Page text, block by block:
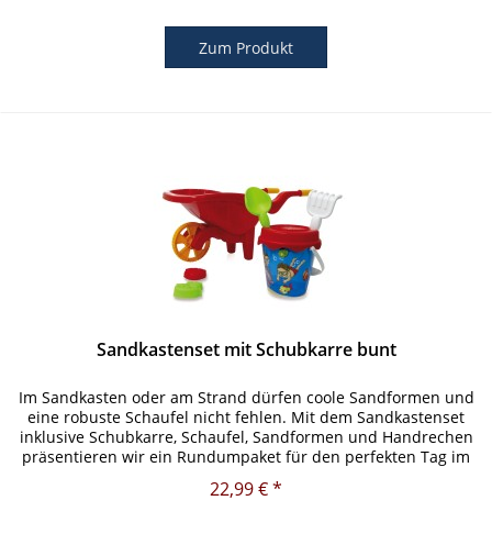
Zum Produkt
Sandkastenset mit Schubkarre bunt
Im Sandkasten oder am Strand dürfen coole Sandformen und
eine robuste Schaufel nicht fehlen. Mit dem Sandkastenset
inklusive Schubkarre, Schaufel, Sandformen und Handrechen
präsentieren wir ein Rundumpaket für den perfekten Tag im
22,99 € *